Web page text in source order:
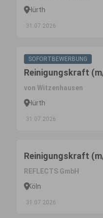
Hürth
31.07.2026
SOFORTBEWERBUNG
Reinigungskraft
von Witzenhausen
Hürth
31.07.2026
Reinigungskraft
REFLECTS GmbH
Köln
31.07.2026